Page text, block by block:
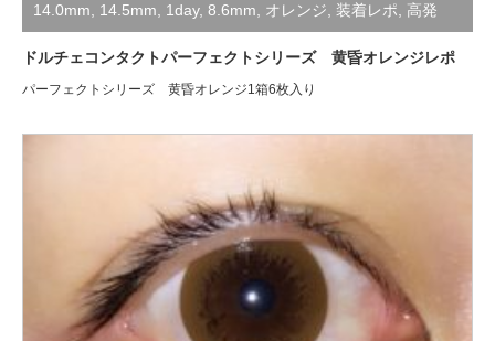
14.0mm, 14.5mm, 1day, 8.6mm, オレンジ, 装着レポ, 高発
色・コスプレ用
ドルチェコンタクトパーフェクトシリーズ 黄昏オレンジレポ
パーフェクトシリーズ 黄昏オレンジ1箱6枚入り